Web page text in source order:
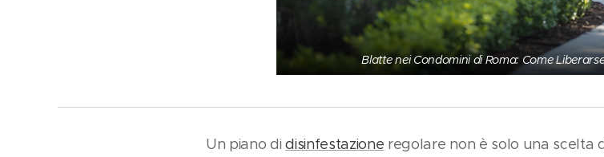
Blatte nei Condomini di Roma: Come
Un piano didisinfestazione regolare non è solo una scelta